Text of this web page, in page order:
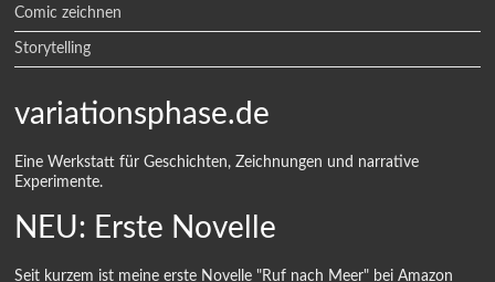
Comic zeichnen
Storytelling
variationsphase.de
Eine Werkstatt für Geschichten, Zeichnungen und narrative
Experimente.
NEU: Erste Novelle
Seit kurzem ist meine erste Novelle "Ruf nach Meer" bei Amazon